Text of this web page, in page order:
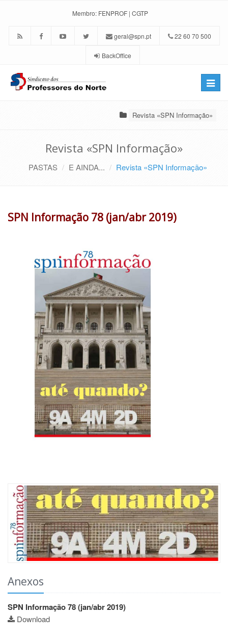
Membro: FENPROF | CGTP
geral@spn.pt 22 60 70 500
BackOffice
Toggle
Revista «SPN Informação»
Revista «SPN Informação»
PASTAS E AINDA... Revista «SPN Informação»
SPN Informação 78 (jan/abr 2019)
Anexos
SPN Informação 78 (jan/abr 2019)
Download